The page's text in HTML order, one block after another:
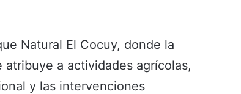
Natural El Cocuy, donde la
a actividades agrícolas,
y las intervenciones